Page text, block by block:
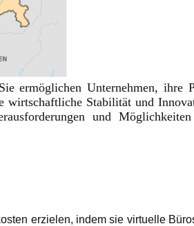
ermöglichen Unternehmen, ihre
wirtschaftliche Stabilität und
und
erzielen, indem sie virtuelle